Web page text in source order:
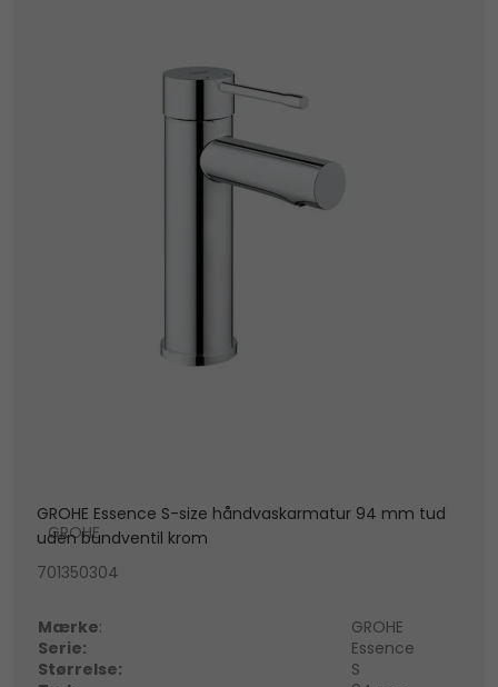
GROHE Essence S-size håndvaskarmatur 94 mm tud
uden bundventil krom
GROHE
701350304
Mærke:
GROHE
Serie:
Essence
Størrelse:
S